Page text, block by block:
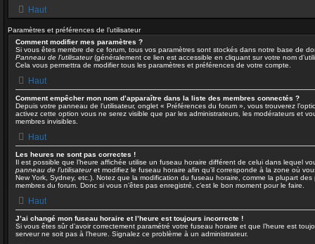
Haut
Paramètres et préférences de l’utilisateur
Comment modifier mes paramètres ?
Si vous êtes membre de ce forum, tous vos paramètres sont stockés dans notre base de
Panneau de l’utilisateur(généralement ce lien est accessible en cliquant sur votre nom
Cela vous permettra de modifier tous les paramètres et préférences de votre compte.
Haut
Comment empêcher mon nom d’apparaître dans la liste des membres connectés ?
Depuis votre panneau de l’utilisateur, onglet « Préférences du forum », vous trouverez
activez cette option vous ne serez visible que par les administrateurs, les modérateurs et
membres invisibles.
Haut
Les heures ne sont pas correctes !
Il est possible que l’heure affichée utilise un fuseau horaire différent de celui dans lequel
panneau de l’utilisateuret modifiez le fuseau horaire afin qu’il corresponde à la zone où
New York, Sydney, etc.). Notez que la modification du fuseau horaire, comme la plupart des
membres du forum. Donc si vous n’êtes pas enregistré, c’est le bon moment pour le faire.
Haut
J’ai changé mon fuseau horaire et l’heure est toujours incorrecte !
Si vous êtes sûr d’avoir correctement paramétré votre fuseau horaire et que l’heure est
serveur ne soit pas à l’heure. Signalez ce problème à un administrateur.